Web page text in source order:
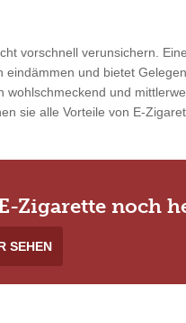
vorschnell verunsichern.
und bietet
und
sie alle Vorteile von E-
Zigarette noch
SEHEN